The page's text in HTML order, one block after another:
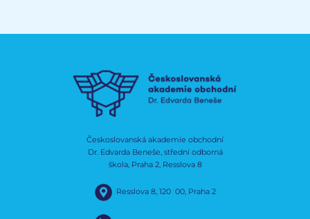
Českoslovanská akademie obchodní
Dr. Edvarda Beneše, střední odborná
škola, Praha 2, Resslova 8
Resslova 8, 120 00, Praha 2